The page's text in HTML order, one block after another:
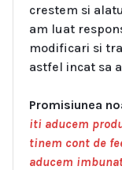
crestem si
am luat
modificari si
astfel incat sa
Promisiunea
iti aducem
tinem cont de
aducem